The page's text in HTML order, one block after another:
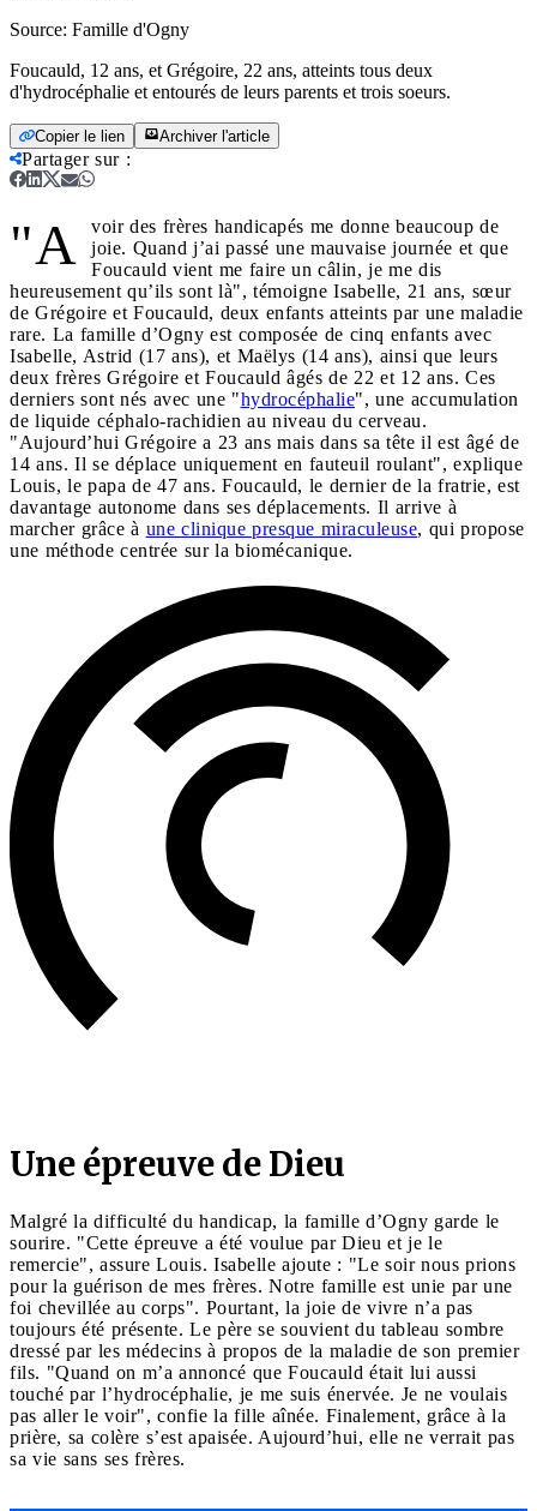
Source: Famille d'Ogny
Foucauld, 12 ans, et Grégoire, 22 ans, atteints tous deux
d'hydrocéphalie et entourés de leurs parents et trois soeurs.
Copier le lien Archiver l'article
Partager sur:
"A
voir des frères handicapés me donne beaucoup de
joie. Quand j’ai passé une mauvaise journée et que
Foucauld vient me faire un câlin, je me dis
heureusement qu’ils sont là", témoigne Isabelle, 21 ans, sœur
de Grégoire et Foucauld, deux enfants atteints par une maladie
rare. La famille d’Ogny est composée de cinq enfants avec
Isabelle, Astrid (17 ans), et Maëlys (14 ans), ainsi que leurs
deux frères Grégoire et Foucauld âgés de 22 et 12 ans. Ces
derniers sont nés avec une "hydrocéphalie", une accumulation
de liquide céphalo-rachidien au niveau du cerveau.
"Aujourd’hui Grégoire a 23 ans mais dans sa tête il est âgé de
14 ans. Il se déplace uniquement en fauteuil roulant", explique
Louis, le papa de 47 ans. Foucauld, le dernier de la fratrie, est
davantage autonome dans ses déplacements. Il arrive à
marcher grâce à une clinique presque miraculeuse, qui propose
une méthode centrée sur la biomécanique.
Une épreuve de Dieu
Malgré la difficulté du handicap, la famille d’Ogny garde le
sourire. "Cette épreuve a été voulue par Dieu et je le
remercie", assure Louis. Isabelle ajoute : "Le soir nous prions
pour la guérison de mes frères. Notre famille est unie par une
foi chevillée au corps". Pourtant, la joie de vivre n’a pas
toujours été présente. Le père se souvient du tableau sombre
dressé par les médecins à propos de la maladie de son premier
fils. "Quand on m’a annoncé que Foucauld était lui aussi
touché par l’hydrocéphalie, je me suis énervée. Je ne voulais
pas aller le voir", confie la fille aînée. Finalement, grâce à la
prière, sa colère s’est apaisée. Aujourd’hui, elle ne verrait pas
sa vie sans ses frères.